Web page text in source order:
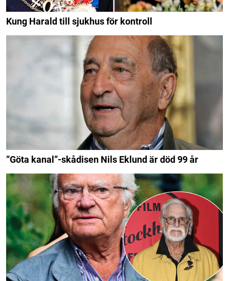
Kung Harald till sjukhus för kontroll
”Göta kanal”-skådisen Nils Eklund är död 99 år